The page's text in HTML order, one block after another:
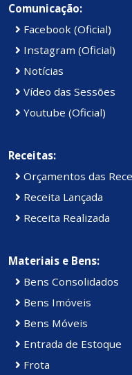
Comunicação:
Facebook (Oficial)
Instagram (Oficial)
Notícias
Vídeo das Sessões
Youtube (Oficial)
Receitas:
Orçamentos das
Receita Lançada
Receita Realizada
Materiais e Bens:
Bens Consolidados
Bens Imóveis
Bens Móveis
Entrada de Estoque
Frota